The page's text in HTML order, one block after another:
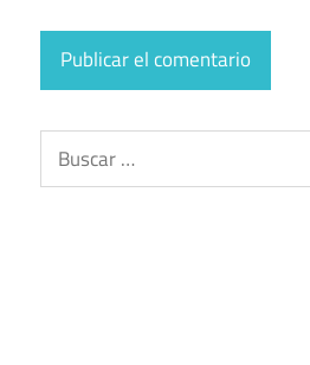
Buscar: